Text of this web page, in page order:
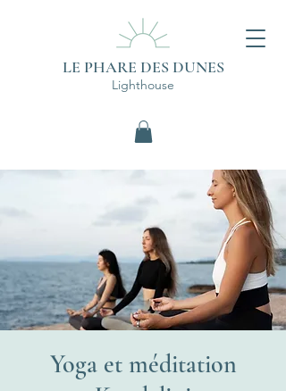
LE PHARE DES DUNES
Lighthouse
Yoga et méditation